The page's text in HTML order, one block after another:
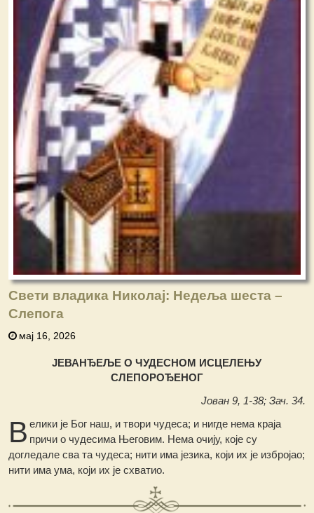
Свети владика Николај: Недеља шеста –
Слепога
мај 16, 2026
ЈЕВАНЂЕЉЕ О ЧУДЕСНОМ ИСЦЕЛЕЊУ
СЛЕПОРОЂЕНОГ
Јован 9, 1-38; Зач. 34.
В елики је Бог наш, и твори чудеса; и нигде нема краја
причи о чудесима Његовим. Нема очију, које су
догледале сва та чудеса; нити има језика, који их је избројао;
нити има ума, који их је схватио.